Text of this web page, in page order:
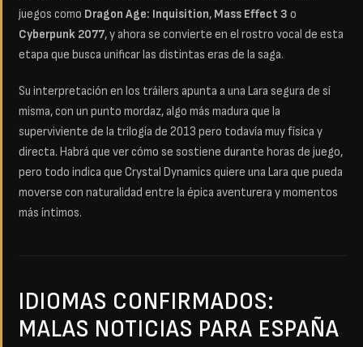
juegos como Dragon Age: Inquisition, Mass Effect 3 o
Cyberpunk 2077, y ahora se convierte en el rostro vocal de esta
etapa que busca unificar las distintas eras de la saga.
Su interpretación en los tráilers apunta a una Lara segura de sí
misma, con un punto mordaz, algo más madura que la
superviviente de la trilogía de 2013 pero todavía muy física y
directa. Habrá que ver cómo se sostiene durante horas de juego,
pero todo indica que Crystal Dynamics quiere una Lara que pueda
moverse con naturalidad entre la épica aventurera y momentos
más íntimos.
IDIOMAS CONFIRMADOS:
MALAS NOTICIAS PARA ESPAÑA